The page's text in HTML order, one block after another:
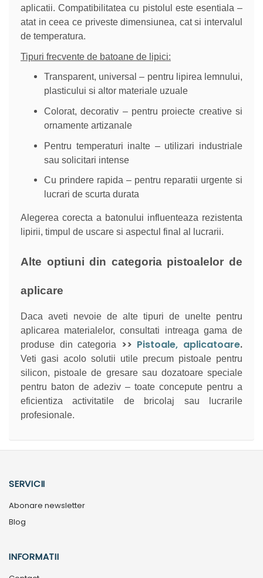
aplicatii. Compatibilitatea cu pistolul este esentiala –
atat in ceea ce priveste dimensiunea, cat si intervalul
de temperatura.
Tipuri frecvente de batoane de lipici:
Transparent, universal – pentru lipirea lemnului,
plasticului si altor materiale uzuale
Colorat, decorativ – pentru proiecte creative si
ornamente artizanale
Pentru temperaturi inalte – utilizari industriale
sau solicitari intense
Cu prindere rapida – pentru reparatii urgente si
lucrari de scurta durata
Alegerea corecta a batonului influenteaza rezistenta
lipirii, timpul de uscare si aspectul final al lucrarii.
Alte optiuni din categoria pistoalelor de
aplicare
Daca aveti nevoie de alte tipuri de unelte pentru
aplicarea materialelor, consultati intreaga gama de
produse din categoria >> Pistoale, aplicatoare.
Veti gasi acolo solutii utile precum pistoale pentru
silicon, pistoale de gresare sau dozatoare speciale
pentru baton de adeziv – toate concepute pentru a
eficientiza activitatile de bricolaj sau lucrarile
profesionale.
SERVICII
Abonare newsletter
Blog
INFORMATII